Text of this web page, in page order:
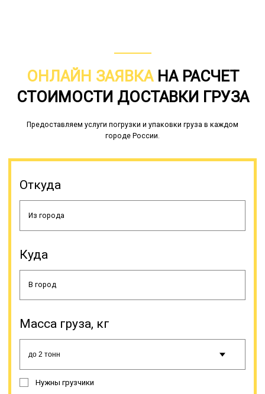
ОНЛАЙН ЗАЯВКАНА РАСЧЕТ
СТОИМОСТИ ДОСТАВКИ ГРУЗА
Предоставляем услуги погрузки и упаковки груза в каждом
городе России.
Откуда
Куда
Масса груза, кг
Нужны грузчики